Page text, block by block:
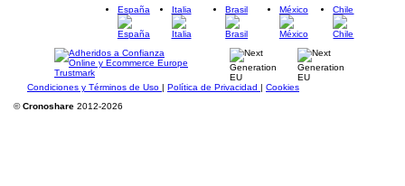
España
Italia Brasil México Chile
Condiciones y Términos de Uso | Política de Privacidad | Cookies
©Cronoshare 2012-2026